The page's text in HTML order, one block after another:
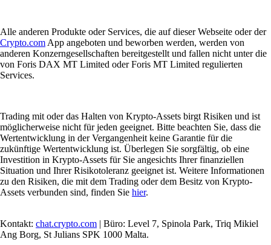
Alle anderen Produkte oder Services, die auf dieser Webseite oder der
Crypto.com App angeboten und beworben werden, werden von
anderen Konzerngesellschaften bereitgestellt und fallen nicht unter die
von Foris DAX MT Limited oder Foris MT Limited regulierten
Services.
Trading mit oder das Halten von Krypto-Assets birgt Risiken und ist
möglicherweise nicht für jeden geeignet. Bitte beachten Sie, dass die
Wertentwicklung in der Vergangenheit keine Garantie für die
zukünftige Wertentwicklung ist. Überlegen Sie sorgfältig, ob eine
Investition in Krypto-Assets für Sie angesichts Ihrer finanziellen
Situation und Ihrer Risikotoleranz geeignet ist. Weitere Informationen
zu den Risiken, die mit dem Trading oder dem Besitz von Krypto-
Assets verbunden sind, finden Sie hier.
Kontakt: chat.crypto.com | Büro: Level 7, Spinola Park, Triq Mikiel
Ang Borg, St Julians SPK 1000 Malta.